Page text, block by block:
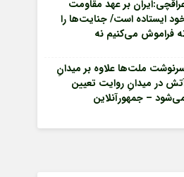
بر عهد مقاومت
ایستاده است/ جنایت‌ها را
فراموش می‌کنیم نه
ملت‌ها علاوه بر میدانِ
در میدانِ روایت تعیین
– جمهورآنلاین